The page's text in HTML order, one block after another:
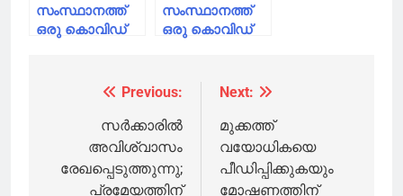
സംസ്ഥാനത്ത്
ഒരു കൊവിഡ്
സ്ഥിരീകരിച്ചു,
എറണാകുളത്തെ
മൂന്നാമത്തെ
സംസ്ഥാനത്ത്
ഒരു കൊവിഡ്
മാണിക്യവിളാകം
navigation
Previous:
സർക്കാരിൽ
അവിശ്വാസം
രേഖപ്പെടുത്തുന്നു;
പ്രമേയത്തിന്
Next:
മുക്കത്ത്
വയോധികയെ
പീഡിപ്പിക്കുകയും
മോഷണത്തിന്